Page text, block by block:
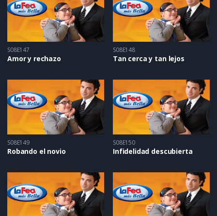
S08E147
Amor y rechazo
S08E148
Tan cerca y tan lejos
S08E149
Robando el novio
S08E150
Infidelidad descubierta